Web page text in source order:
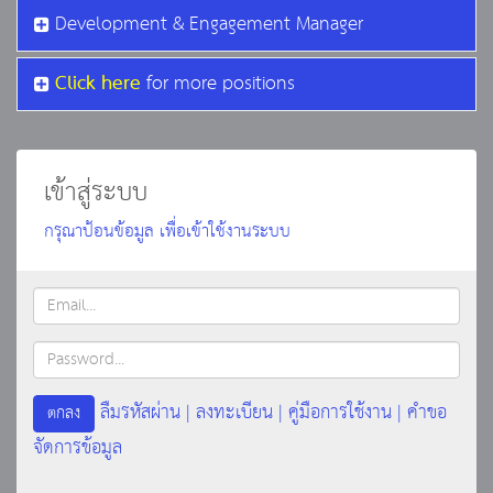
Development & Engagement Manager
Click herefor more positions
เข้าสู่ระบบ
กรุณาป้อนข้อมูล เพื่อเข้าใช้งานระบบ
Email
Password
ตกลง ลืมรหัสผ่าน | ลงทะเบียน | คู่มือการใช้งาน | คำขอ
จัดการข้อมูล